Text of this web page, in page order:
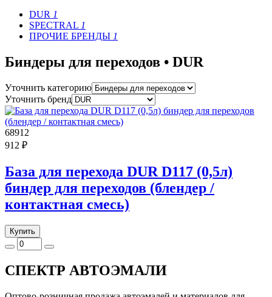
DUR 1
SPECTRAL 1
ПРОЧИЕ БРЕНДЫ 1
Биндеры для переходов • DUR
Уточнить категорию
Уточнить бренд
68912
912 ₽
База для перехода DUR D117 (0,5л)
биндер для переходов (блендер /
контактная смесь)
Купить
СПЕКТР АВТОЭМАЛИ